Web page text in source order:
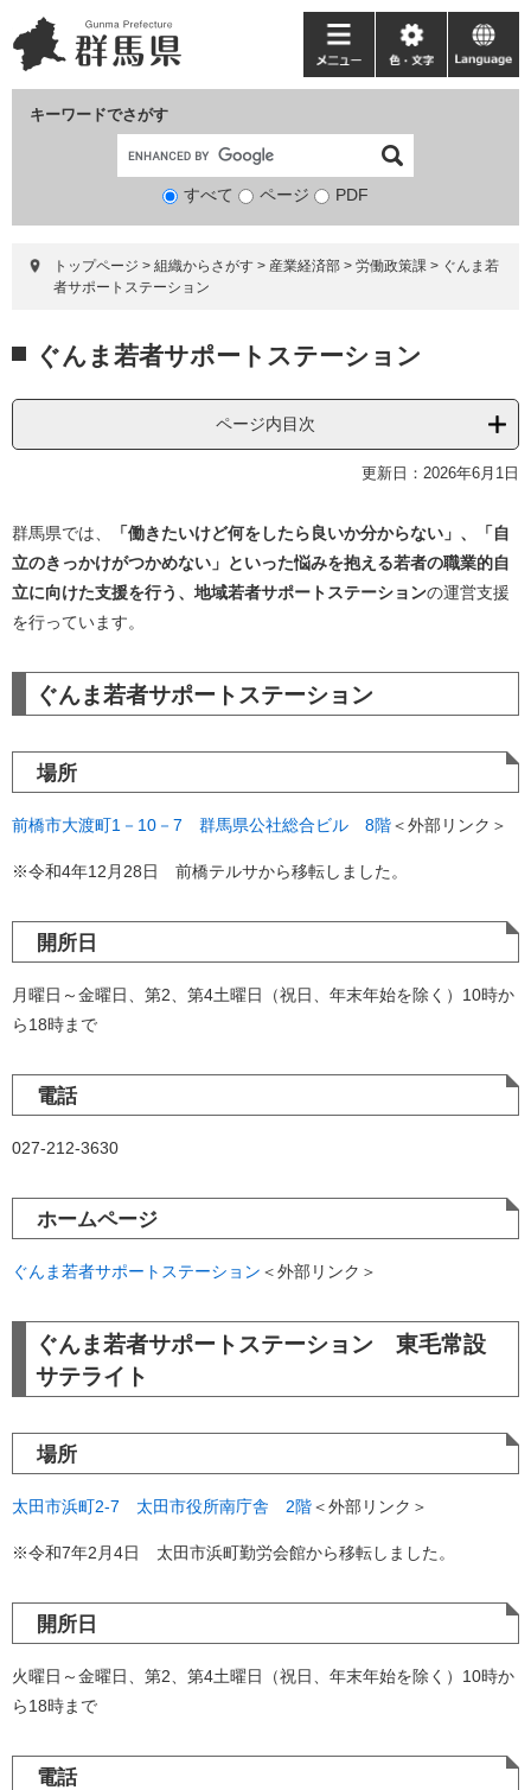
ー
ジ
ニ
ュ
て
キーワードでさがす
検
象
すべて ページ PDF
メ
ニ
ー
色・
文
language
トップページ > 組織からさがす > 産業経済部 > 労働政策課 > ぐんま若
者サポートステーション
文
ぐんま若者サポートステーション
ページ内目次
更新日：2026年6月1日
群馬県では、
「働きたいけど何をしたら良いか分からない」、「自
立のきっかけがつかめない」といった悩みを抱える若者の職業的自
立に向けた支援を行う、地域若者サポートステーションの運営支援
を行っています。
ぐんま若者サポートステーション
場所
前橋市大渡町1－10－7 群馬県公社総合ビル 8階＜外部リンク＞
※令和4年12月28日 前橋テルサから移転しました。
開所日
月曜日～金曜日、第2、第4土曜日（祝日、年末年始を除く）10時か
ら18時まで
電話
027-212-3630
ホームページ
ぐんま若者サポートステーション ＜外部リンク＞
ぐんま若者サポートステーション 東毛常設
サテライト
場所
太田市浜町2-7 太田市役所南庁舎 2階＜外部リンク＞
※令和7年2月4日 太田市浜町勤労会館から移転しました。
開所日
火曜日～金曜日、第2、第4土曜日（祝日、年末年始を除く）10時か
ら18時まで
電話